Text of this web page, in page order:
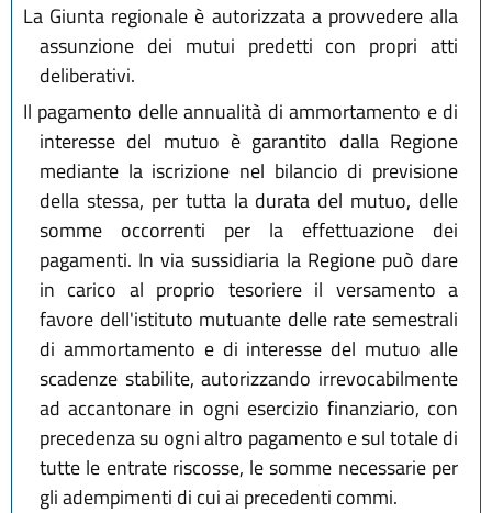
La Giunta regionale è autorizzata a provvedere alla
assunzione dei mutui predetti con propri atti
deliberativi.
Il pagamento delle annualità di ammortamento e di
interesse del mutuo è garantito dalla Regione
mediante la iscrizione nel bilancio di previsione
della stessa, per tutta la durata del mutuo, delle
somme occorrenti per la effettuazione dei
pagamenti. In via sussidiaria la Regione può dare
in carico al proprio tesoriere il versamento a
favore dell'istituto mutuante delle rate semestrali
di ammortamento e di interesse del mutuo alle
scadenze stabilite, autorizzando irrevocabilmente
ad accantonare in ogni esercizio finanziario, con
precedenza su ogni altro pagamento e sul totale di
tutte le entrate riscosse, le somme necessarie per
gli adempimenti di cui ai precedenti commi.